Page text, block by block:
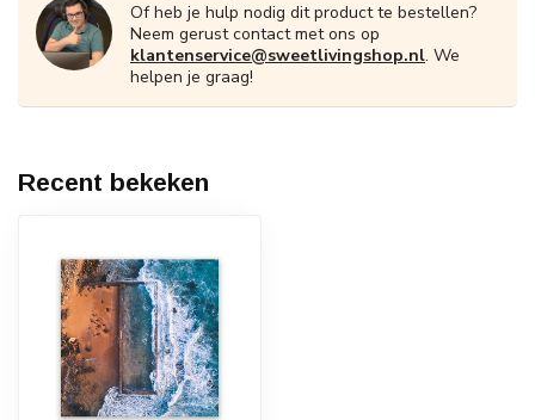
Of heb je hulp nodig dit product te bestellen?
Neem gerust contact met ons op
klantenservice@sweetlivingshop.nl. We
helpen je graag!
Recent bekeken